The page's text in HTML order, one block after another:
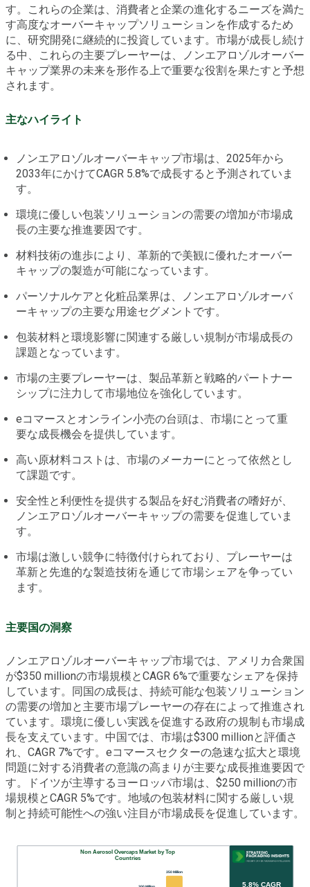
す。これらの企業は、消費者と企業の進化するニーズを満た
す高度なオーバーキャップソリューションを作成するため
に、研究開発に継続的に投資しています。市場が成長し続け
る中、これらの主要プレーヤーは、ノンエアロゾルオーバー
キャップ業界の未来を形作る上で重要な役割を果たすと予想
されます。
主なハイライト
ノンエアロゾルオーバーキャップ市場は、2025年から
2033年にかけてCAGR 5.8%で成長すると予測されていま
す。
環境に優しい包装ソリューションの需要の増加が市場成
長の主要な推進要因です。
材料技術の進歩により、革新的で美観に優れたオーバー
キャップの製造が可能になっています。
パーソナルケアと化粧品業界は、ノンエアロゾルオーバ
ーキャップの主要な用途セグメントです。
包装材料と環境影響に関連する厳しい規制が市場成長の
課題となっています。
市場の主要プレーヤーは、製品革新と戦略的パートナー
シップに注力して市場地位を強化しています。
eコマースとオンライン小売の台頭は、市場にとって重
要な成長機会を提供しています。
高い原材料コストは、市場のメーカーにとって依然とし
て課題です。
安全性と利便性を提供する製品を好む消費者の嗜好が、
ノンエアロゾルオーバーキャップの需要を促進していま
す。
市場は激しい競争に特徴付けられており、プレーヤーは
革新と先進的な製造技術を通じて市場シェアを争ってい
ます。
主要国の洞察
ノンエアロゾルオーバーキャップ市場では、アメリカ合衆国
が$350 millionの市場規模とCAGR 6%で重要なシェアを保持
しています。同国の成長は、持続可能な包装ソリューション
の需要の増加と主要市場プレーヤーの存在によって推進され
ています。環境に優しい実践を促進する政府の規制も市場成
長を支えています。中国では、市場は$300 millionと評価さ
れ、CAGR 7%です。eコマースセクターの急速な拡大と環境
問題に対する消費者の意識の高まりが主要な成長推進要因で
す。ドイツが主導するヨーロッパ市場は、$250 millionの市
場規模とCAGR 5%です。地域の包装材料に関する厳しい規
制と持続可能性への強い注目が市場成長を促進しています。